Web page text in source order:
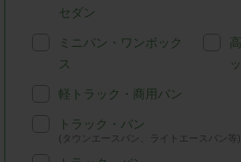
セダン
ミニバン・ワンボック
ス
軽トラック・商用バン
トラック・バン
(タウンエースバン、ライトエースバン等)